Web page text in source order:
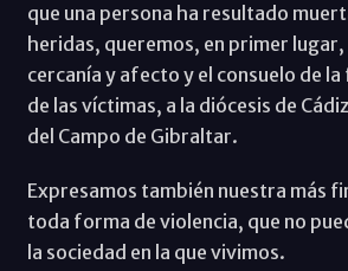
que una persona ha resultado
heridas, queremos, en primer
cercanía y afecto y el consuelo de
de las víctimas, a la diócesis de
del Campo de Gibraltar.
Expresamos también nuestra más
toda forma de violencia, que no
la sociedad en la que vivimos.